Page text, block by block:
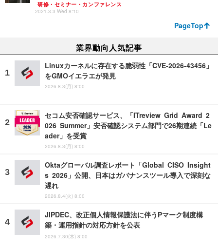
研修・セミナー・カンファレンス
2021.3.3 Wed 8:10
PageTop
業界動向人気記事
Linuxカーネルに存在する脆弱性「CVE-2026-43456」
をGMOイエラエが発見
2026.8.3(月) 8:00
セコム安否確認サービス、「ITreview Grid Award 2
026 Summer」安否確認システム部門で26期連続「Le
ader」を受賞
2026.8.3(月) 8:00
Oktaグローバル調査レポート「Global CISO Insight
s 2026」公開、日本はガバナンスツール導入で深刻な
遅れ
2026.8.4(火) 8:00
JIPDEC、改正個人情報保護法に伴うPマーク制度構
築・運用指針の対応方針を公表
2026.7.30(木) 8:00